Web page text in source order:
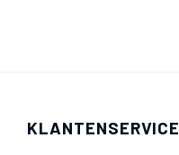
KLANTENSERVICE